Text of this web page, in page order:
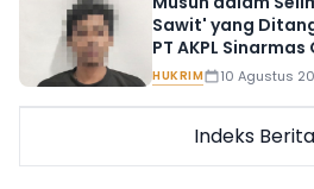
Sawit' yang
PT AKPL Sinarmas
HUKRIM 10 Agustus
Indeks